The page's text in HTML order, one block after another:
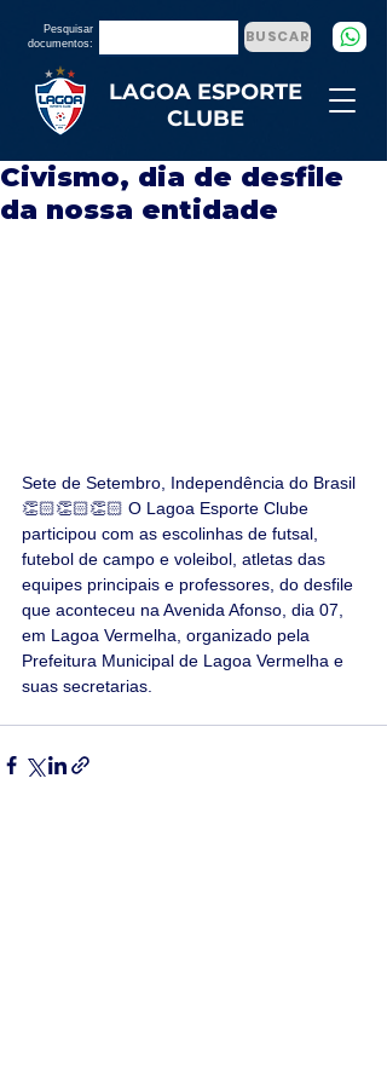
LAGOA ESPORTE
CLUBE
Pesquisar
documentos:
BUSCAR
Civismo, dia de desfile
da nossa entidade
Sete de Setembro, Independência do Brasil
👏🏻👏🏻👏🏻 O Lagoa Esporte Clube
participou com as escolinhas de futsal,
futebol de campo e voleibol, atletas das
equipes principais e professores, do desfile
que aconteceu na Avenida Afonso, dia 07,
em Lagoa Vermelha, organizado pela
Prefeitura Municipal de Lagoa Vermelha e
suas secretarias.